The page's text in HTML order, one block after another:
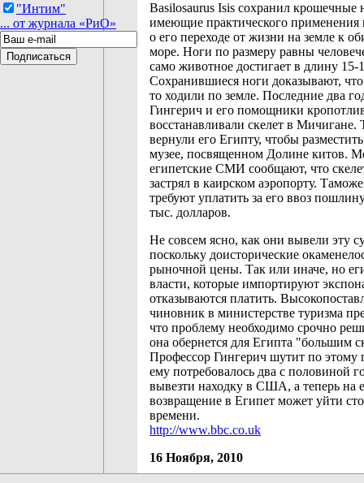
"Интим"
... от журнала «РиО»
Basilosaurus Isis сохранил крошечные
имеющие практического применения
о его переходе от жизни на земле к
море. Ноги по размеру равны
само животное достигает в длину 15-
Сохранившиеся ноги доказывают,
то ходили по земле. Последние два
Гингерич и его помощники
восстанавливали скелет в Мичигане.
вернули его Египту, чтобы
музее, посвященном Долине китов.
египетские СМИ сообщают, что
застрял в каирском аэропорту.
требуют уплатить за его ввоз
тыс. долларов.
Не совсем ясно, как они вывели эту
поскольку доисторические
рыночной цены. Так или иначе, но
власти, которые импортируют
отказываются платить.
чиновник в министерстве туризма
что проблему необходимо срочно
она обернется для Египта "большим
Профессор Гингерич шутит по этому
ему потребовалось два с половиной
вывезти находку в США, а теперь на
возвращение в Египет может уйти
времени.
http://www.bbc.co.uk
16 Ноября, 2010